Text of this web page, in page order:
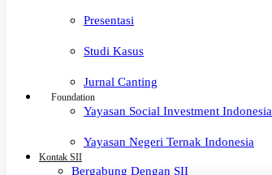
Presentasi
Studi Kasus
Jurnal Canting
Foundation
Yayasan Social Investment Indonesia
Yayasan Negeri Ternak Indonesia
Kontak SII
Bergabung Dengan SII